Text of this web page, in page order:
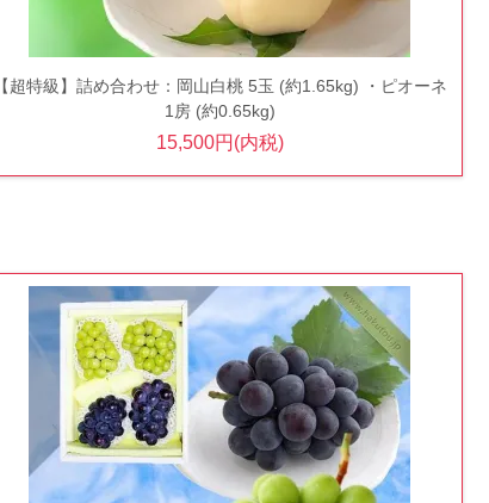
【超特級】詰め合わせ：岡山白桃 5玉 (約1.65kg) ・ピオーネ
1房 (約0.65kg)
15,500円(内税)